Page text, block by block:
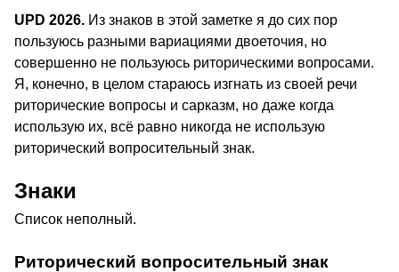
UPD 2026. Из знаков в этой заметке я до сих пор
пользуюсь разными вариациями двоеточия, но
совершенно не пользуюсь риторическими вопросами.
Я, конечно, в целом стараюсь изгнать из своей речи
риторические вопросы и сарказм, но даже когда
использую их, всё равно никогда не использую
риторический вопросительный знак.
Знаки
Список неполный.
Риторический вопросительный знак